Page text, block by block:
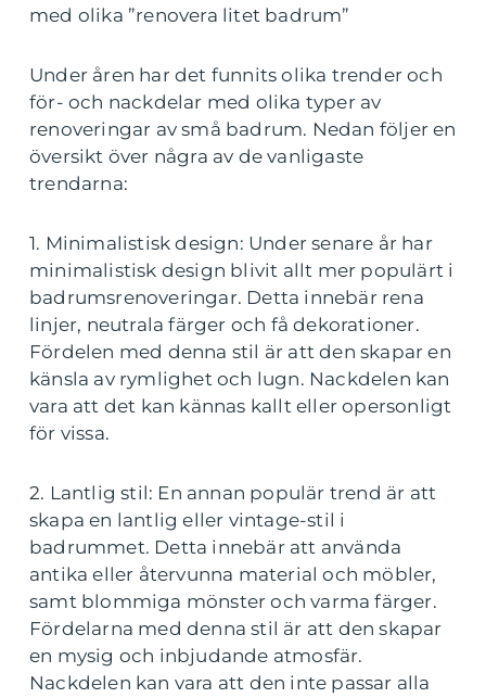
med olika ”renovera litet badrum”
Under åren har det funnits olika trender och
för- och nackdelar med olika typer av
renoveringar av små badrum. Nedan följer en
översikt över några av de vanligaste
trendarna:
1. Minimalistisk design: Under senare år har
minimalistisk design blivit allt mer populärt i
badrumsrenoveringar. Detta innebär rena
linjer, neutrala färger och få dekorationer.
Fördelen med denna stil är att den skapar en
känsla av rymlighet och lugn. Nackdelen kan
vara att det kan kännas kallt eller opersonligt
för vissa.
2. Lantlig stil: En annan populär trend är att
skapa en lantlig eller vintage-stil i
badrummet. Detta innebär att använda
antika eller återvunna material och möbler,
samt blommiga mönster och varma färger.
Fördelarna med denna stil är att den skapar
en mysig och inbjudande atmosfär.
Nackdelen kan vara att den inte passar alla